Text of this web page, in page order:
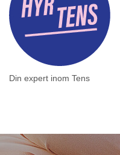
Din expert inom Tens